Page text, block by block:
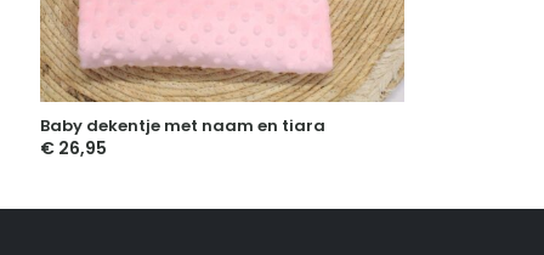
Baby dekentje met naam en tiara
€ 26,95